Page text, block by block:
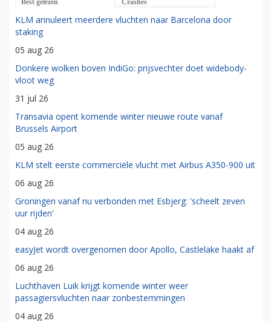
Best gelezen Crashes
KLM annuleert meerdere vluchten naar Barcelona door
staking
05 aug 26
Donkere wolken boven IndiGo: prijsvechter doet widebody-
vloot weg
31 jul 26
Transavia opent komende winter nieuwe route vanaf
Brussels Airport
05 aug 26
KLM stelt eerste commerciële vlucht met Airbus A350-900 uit
06 aug 26
Groningen vanaf nu verbonden met Esbjerg: 'scheelt zeven
uur rijden'
04 aug 26
easyJet wordt overgenomen door Apollo, Castlelake haakt af
06 aug 26
Luchthaven Luik krijgt komende winter weer
passagiersvluchten naar zonbestemmingen
04 aug 26